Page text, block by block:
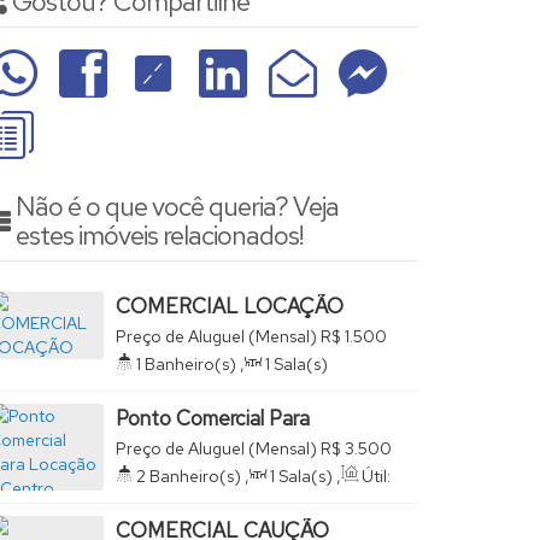
Não é o que você queria? Veja
estes imóveis relacionados!
COMERCIAL LOCAÇÃO
R$ 1.500
Preço de Aluguel (Mensal)
Centro, São João da Boa Vista, São
1 Banheiro(s) , 1 Sala(s)
Ponto Comercial Para
Locação - Centro.
R$ 3.500
Preço de Aluguel (Mensal)
Centro, São João da Boa Vista, São
2 Banheiro(s) , 1 Sala(s) ,
Útil:
135.00m²
COMERCIAL CAUÇÃO